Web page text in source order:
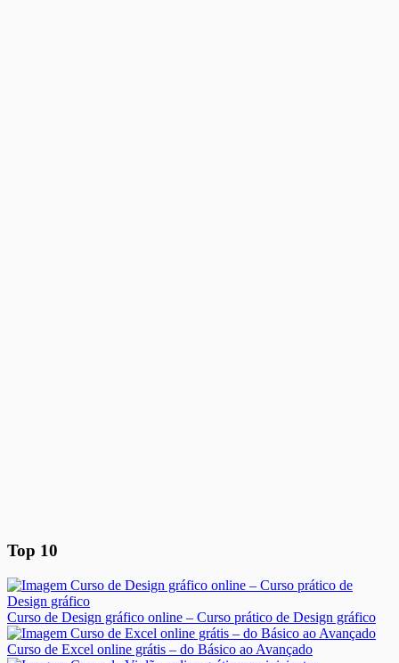
Top 10
Curso de Design gráfico online – Curso prático de Design gráfico
Curso de Excel online grátis – do Básico ao Avançado